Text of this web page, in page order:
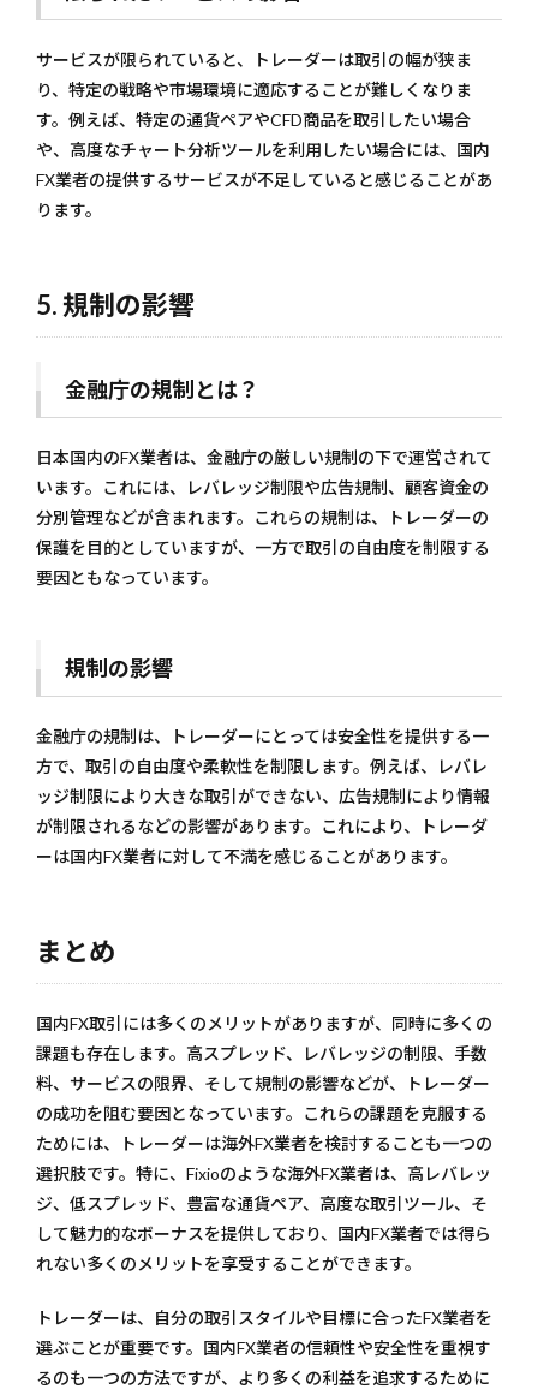
サービスが限られていると、トレーダーは取引の幅が狭ま
り、特定の戦略や市場環境に適応することが難しくなりま
す。例えば、特定の通貨ペアやCFD商品を取引したい場合
や、高度なチャート分析ツールを利用したい場合には、国内
FX業者の提供するサービスが不足していると感じることがあ
ります。
5. 規制の影響
金融庁の規制とは？
日本国内のFX業者は、金融庁の厳しい規制の下で運営されて
います。これには、レバレッジ制限や広告規制、顧客資金の
分別管理などが含まれます。これらの規制は、トレーダーの
保護を目的としていますが、一方で取引の自由度を制限する
要因ともなっています。
規制の影響
金融庁の規制は、トレーダーにとっては安全性を提供する一
方で、取引の自由度や柔軟性を制限します。例えば、レバレ
ッジ制限により大きな取引ができない、広告規制により情報
が制限されるなどの影響があります。これにより、トレーダ
ーは国内FX業者に対して不満を感じることがあります。
まとめ
国内FX取引には多くのメリットがありますが、同時に多くの
課題も存在します。高スプレッド、レバレッジの制限、手数
料、サービスの限界、そして規制の影響などが、トレーダー
の成功を阻む要因となっています。これらの課題を克服する
ためには、トレーダーは海外FX業者を検討することも一つの
選択肢です。特に、Fixioのような海外FX業者は、高レバレッ
ジ、低スプレッド、豊富な通貨ペア、高度な取引ツール、そ
して魅力的なボーナスを提供しており、国内FX業者では得ら
れない多くのメリットを享受することができます。
トレーダーは、自分の取引スタイルや目標に合ったFX業者を
選ぶことが重要です。国内FX業者の信頼性や安全性を重視す
るのも一つの方法ですが、より多くの利益を追求するために